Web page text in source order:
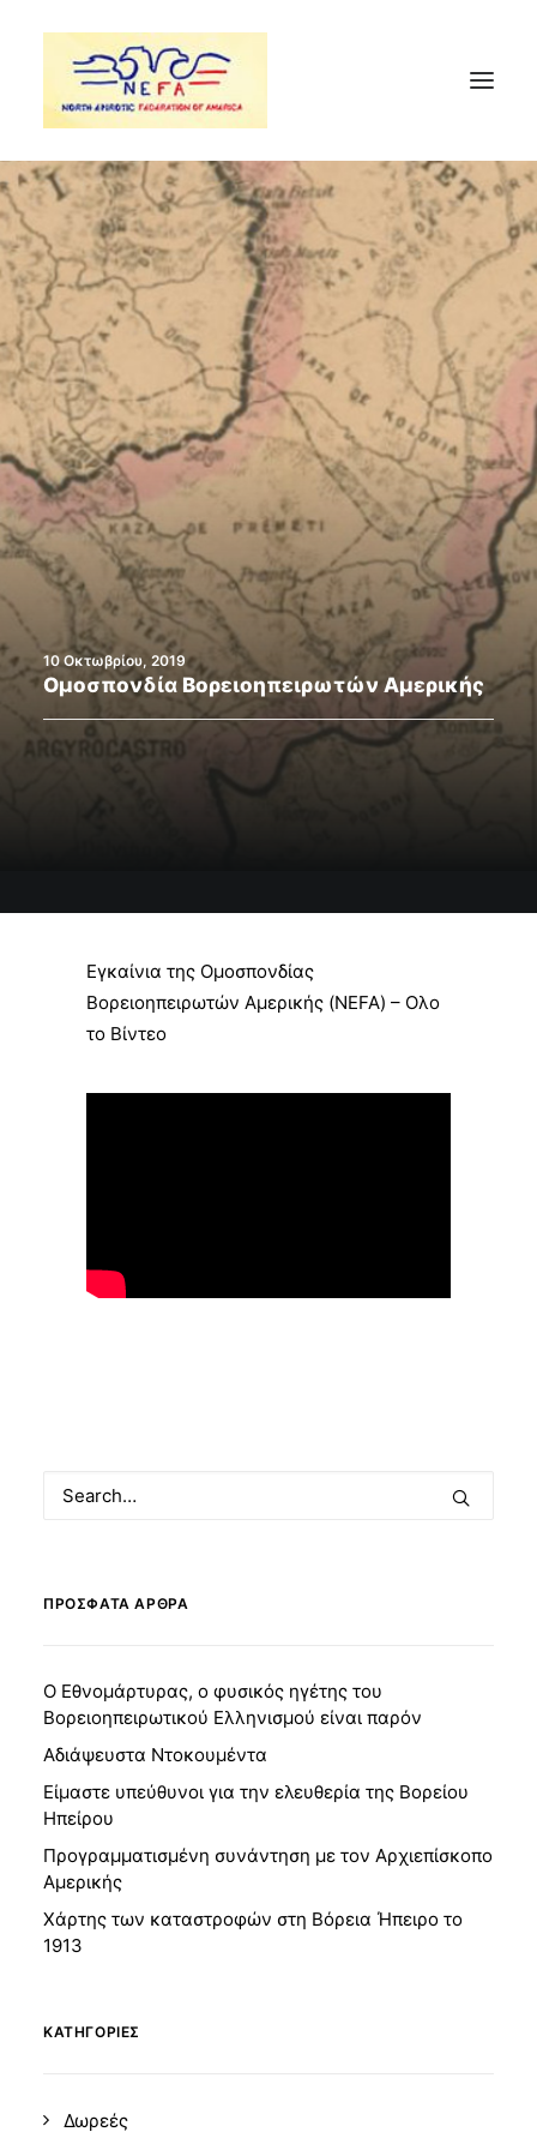
Search
10 Οκτωβρίου, 2019
Ομοσπονδία Βορειοηπειρωτών Αμερικής
Εγκαίνια της Ομοσπονδίας
Βορειοηπειρωτών Αμερικής (NEFA) – Ολο
το Βίντεο
ΠΡΌΣΦΑΤΑ ΆΡΘΡΑ
Ο Εθνομάρτυρας, ο φυσικός ηγέτης του
Βορειοηπειρωτικού Ελληνισμού είναι παρόν
Αδιάψευστα Ντοκουμέντα
Είμαστε υπεύθυνοι για την ελευθερία της Βορείου
Ηπείρου
Προγραμματισμένη συνάντηση με τον Αρχιεπίσκοπο
Αμερικής
Χάρτης των καταστροφών στη Βόρεια Ήπειρο το
1913
KΑΤΗΓΟΡΊΕΣ
Δωρεές